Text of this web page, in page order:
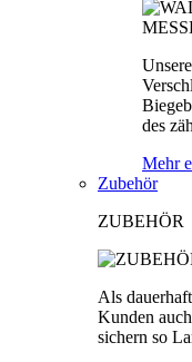
des
Mehr
Zubehör
ZUBEHÖR
Als
Kunden
sichern so